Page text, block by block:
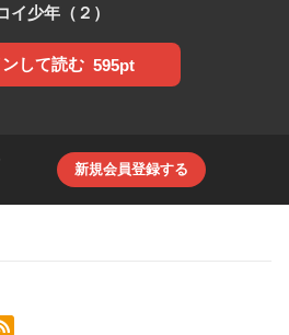
イ少年（２）
して読む 595pt
新規会員登録する
ィード